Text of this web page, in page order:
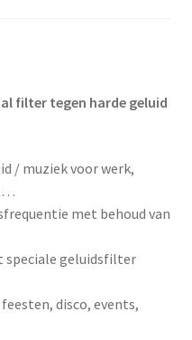
filter tegen harde geluid
/ muziek voor werk,
met behoud van
speciale geluidsfilter
disco, events,